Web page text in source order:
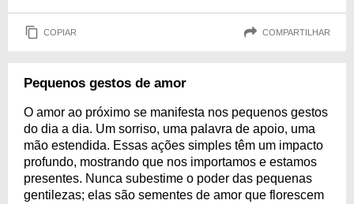
COPIAR COMPARTILHAR
Pequenos gestos de amor
O amor ao próximo se manifesta nos pequenos gestos
do dia a dia. Um sorriso, uma palavra de apoio, uma
mão estendida. Essas ações simples têm um impacto
profundo, mostrando que nos importamos e estamos
presentes. Nunca subestime o poder das pequenas
gentilezas; elas são sementes de amor que florescem